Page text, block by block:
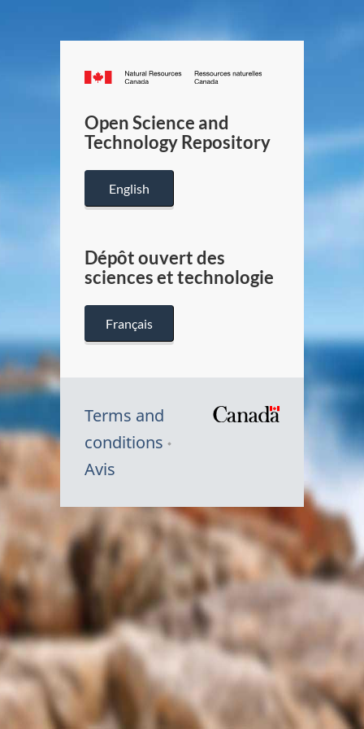
Canada.ca
/
Canada
Open Science and
Technology Repository
English
Dépôt ouvert des
sciences et technologie
Français
Terms and
conditions
Avis
Symbole
du
Canada